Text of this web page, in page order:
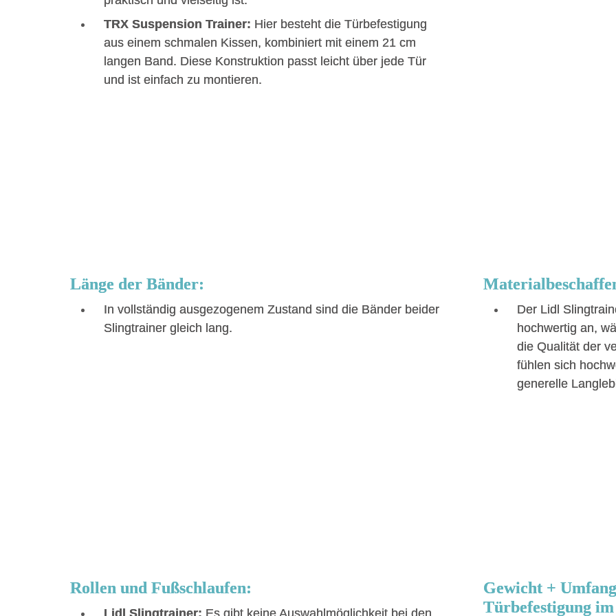
TRX Suspension Trainer: Hier besteht die Türbefestigung
aus einem schmalen Kissen, kombiniert mit einem 21 cm
langen Band. Diese Konstruktion passt leicht über jede Tür
und ist einfach zu montieren.
Länge der Bänder:
In vollständig ausgezogenem Zustand sind die Bänder beider
Slingtrainer gleich lang.
Der Lidl
hochwertig an,
die Qualität der
fühlen sich
generelle
Rollen und Fußschlaufen:
Gewicht +
Türbefestigung